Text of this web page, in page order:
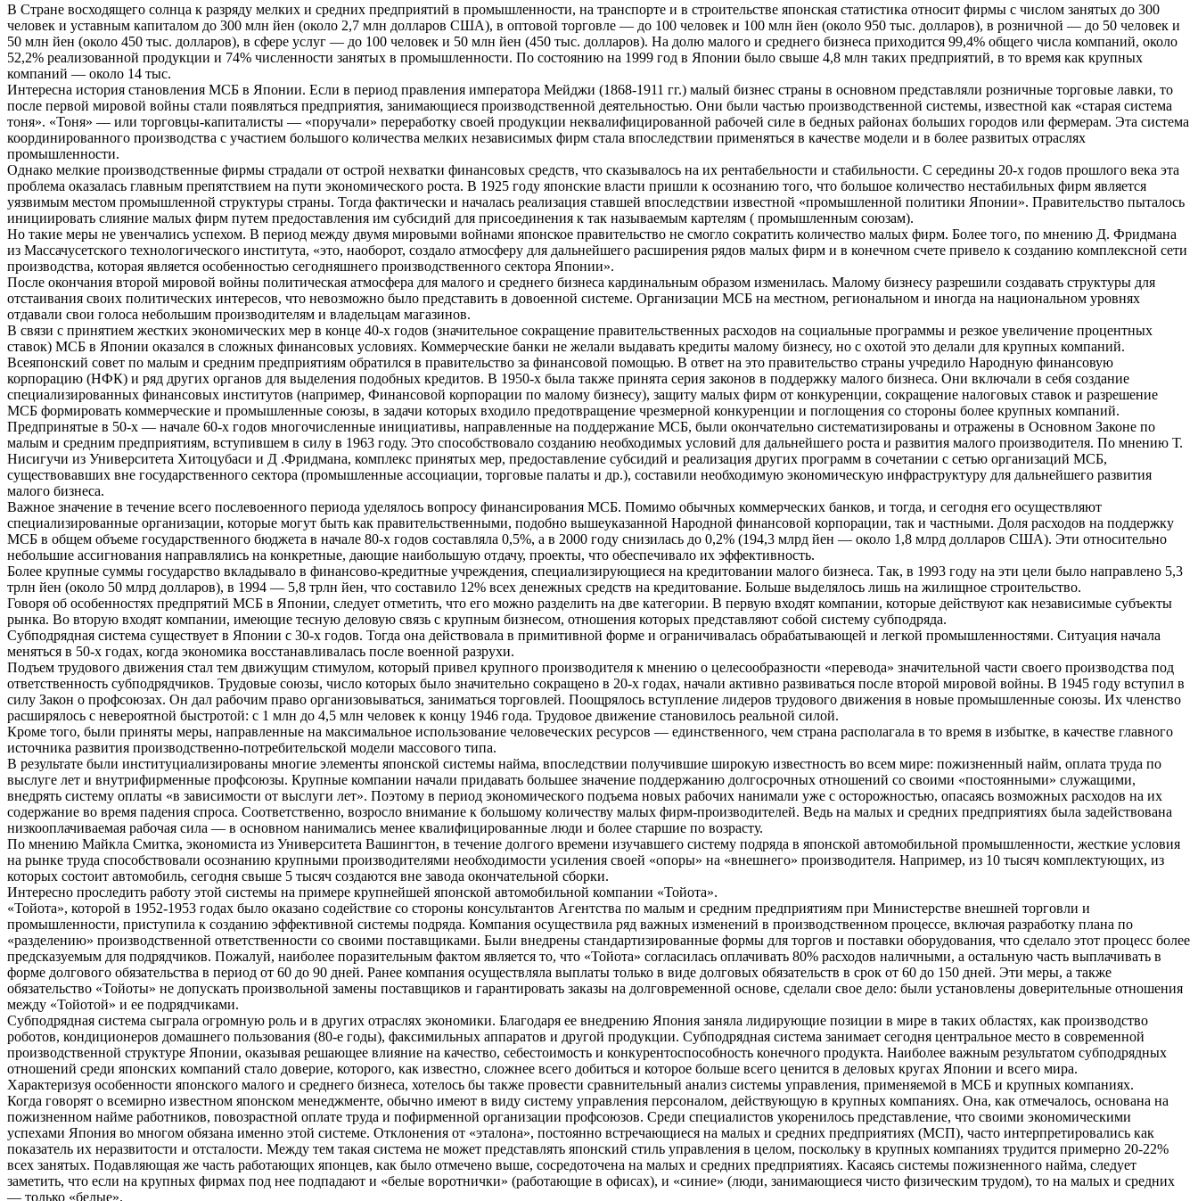
В Стране восходящего солнца к разряду мелких и средних предприятий в промышленности, на транспорте и в строительстве японская статистика относит фирмы с числом занятых до 300
человек и уставным капиталом до 300 млн йен (около 2,7 млн долларов США), в оптовой торговле — до 100 человек и 100 млн йен (около 950 тыс. долларов), в розничной — до 50 человек и
50 млн йен (около 450 тыс. долларов), в сфере услуг — до 100 человек и 50 млн йен (450 тыс. долларов). На долю малого и среднего бизнеса приходится 99,4% общего числа компаний, около
52,2% реализованной продукции и 74% численности занятых в промышленности. По состоянию на 1999 год в Японии было свыше 4,8 млн таких предприятий, в то время как крупных
компаний — около 14 тыс.
Интересна история становления МСБ в Японии. Если в период правления императора Мейджи (1868-1911 гг.) малый бизнес страны в основном представляли розничные торговые лавки, то
после первой мировой войны стали появляться предприятия, занимающиеся производственной деятельностью. Они были частью производственной системы, известной как «старая система
тоня». «Тоня» — или торговцы-капиталисты — «поручали» переработку своей продукции неквалифицированной рабочей силе в бедных районах больших городов или фермерам. Эта система
координированного производства с участием большого количества мелких независимых фирм стала впоследствии применяться в качестве модели и в более развитых отраслях
промышленности.
Однако мелкие производственные фирмы страдали от острой нехватки финансовых средств, что сказывалось на их рентабельности и стабильности. С середины 20-х годов прошлого века эта
проблема оказалась главным препятствием на пути экономического роста. В 1925 году японские власти пришли к осознанию того, что большое количество нестабильных фирм является
уязвимым местом промышленной структуры страны. Тогда фактически и началась реализация ставшей впоследствии известной «промышленной политики Японии». Правительство пыталось
инициировать слияние малых фирм путем предоставления им субсидий для присоединения к так называемым картелям ( промышленным союзам).
Но такие меры не увенчались успехом. В период между двумя мировыми войнами японское правительство не смогло сократить количество малых фирм. Более того, по мнению Д. Фридмана
из Массачусетского технологического института, «это, наоборот, создало атмосферу для дальнейшего расширения рядов малых фирм и в конечном счете привело к созданию комплексной сети
производства, которая является особенностью сегодняшнего производственного сектора Японии».
После окончания второй мировой войны политическая атмосфера для малого и среднего бизнеса кардинальным образом изменилась. Малому бизнесу разрешили создавать структуры для
отстаивания своих политических интересов, что невозможно было представить в довоенной системе. Организации МСБ на местном, региональном и иногда на национальном уровнях
отдавали свои голоса небольшим производителям и владельцам магазинов.
В связи с принятием жестких экономических мер в конце 40-х годов (значительное сокращение правительственных расходов на социальные программы и резкое увеличение процентных
ставок) МСБ в Японии оказался в сложных финансовых условиях. Коммерческие банки не желали выдавать кредиты малому бизнесу, но с охотой это делали для крупных компаний.
Всеяпонский совет по малым и средним предприятиям обратился в правительство за финансовой помощью. В ответ на это правительство страны учредило Народную финансовую
корпорацию (НФК) и ряд других органов для выделения подобных кредитов. В 1950-х была также принята серия законов в поддержку малого бизнеса. Они включали в себя создание
специализированных финансовых институтов (например, Финансовой корпорации по малому бизнесу), защиту малых фирм от конкуренции, сокращение налоговых ставок и разрешение
МСБ формировать коммерческие и промышленные союзы, в задачи которых входило предотвращение чрезмерной конкуренции и поглощения со стороны более крупных компаний.
Предпринятые в 50-х — начале 60-х годов многочисленные инициативы, направленные на поддержание МСБ, были окончательно систематизированы и отражены в Основном Законе по
малым и средним предприятиям, вступившем в силу в 1963 году. Это способствовало созданию необходимых условий для дальнейшего роста и развития малого производителя. По мнению Т.
Нисигучи из Университета Хитоцубаси и Д .Фридмана, комплекс принятых мер, предоставление субсидий и реализация других программ в сочетании с сетью организаций МСБ,
существовавших вне государственного сектора (промышленные ассоциации, торговые палаты и др.), составили необходимую экономическую инфраструктуру для дальнейшего развития
малого бизнеса.
Важное значение в течение всего послевоенного периода уделялось вопросу финансирования МСБ. Помимо обычных коммерческих банков, и тогда, и сегодня его осуществляют
специализированные организации, которые могут быть как правительственными, подобно вышеуказанной Народной финансовой корпорации, так и частными. Доля расходов на поддержку
МСБ в общем объеме государственного бюджета в начале 80-х годов составляла 0,5%, а в 2000 году снизилась до 0,2% (194,3 млрд йен — около 1,8 млрд долларов США). Эти относительно
небольшие ассигнования направлялись на конкретные, дающие наибольшую отдачу, проекты, что обеспечивало их эффективность.
Более крупные суммы государство вкладывало в финансово-кредитные учреждения, специализирующиеся на кредитовании малого бизнеса. Так, в 1993 году на эти цели было направлено 5,3
трлн йен (около 50 млрд долларов), в 1994 — 5,8 трлн йен, что составило 12% всех денежных средств на кредитование. Больше выделялось лишь на жилищное строительство.
Говоря об особенностях предпрятий МСБ в Японии, следует отметить, что его можно разделить на две категории. В первую входят компании, которые действуют как независимые субъекты
рынка. Во вторую входят компании, имеющие тесную деловую связь с крупным бизнесом, отношения которых представляют собой систему субподряда.
Субподрядная система существует в Японии с 30-х годов. Тогда она действовала в примитивной форме и ограничивалась обрабатывающей и легкой промышленностями. Ситуация начала
меняться в 50-х годах, когда экономика восстанавливалась после военной разрухи.
Подъем трудового движения стал тем движущим стимулом, который привел крупного производителя к мнению о целесообразности «перевода» значительной части своего производства под
ответственность субподрядчиков. Трудовые союзы, число которых было значительно сокращено в 20-х годах, начали активно развиваться после второй мировой войны. В 1945 году вступил в
силу Закон о профсоюзах. Он дал рабочим право организовываться, заниматься торговлей. Поощрялось вступление лидеров трудового движения в новые промышленные союзы. Их членство
расширялось с невероятной быстротой: с 1 млн до 4,5 млн человек к концу 1946 года. Трудовое движение становилось реальной силой.
Кроме того, были приняты меры, направленные на максимальное использование человеческих ресурсов — единственного, чем страна располагала в то время в избытке, в качестве главного
источника развития производственно-потребительской модели массового типа.
В результате были институциализированы многие элементы японской системы найма, впоследствии получившие широкую известность во всем мире: пожизненный найм, оплата труда по
выслуге лет и внутрифирменные профсоюзы. Крупные компании начали придавать большее значение поддержанию долгосрочных отношений со своими «постоянными» служащими,
внедрять систему оплаты «в зависимости от выслуги лет». Поэтому в период экономического подъема новых рабочих нанимали уже с осторожностью, опасаясь возможных расходов на их
содержание во время падения спроса. Соответственно, возросло внимание к большому количеству малых фирм-производителей. Ведь на малых и средних предприятиях была задействована
низкооплачиваемая рабочая сила — в основном нанимались менее квалифицированные люди и более старшие по возрасту.
По мнению Майкла Смитка, экономиста из Университета Вашингтон, в течение долгого времени изучавшего систему подряда в японской автомобильной промышленности, жесткие условия
на рынке труда способствовали осознанию крупными производителями необходимости усиления своей «опоры» на «внешнего» производителя. Например, из 10 тысяч комплектующих, из
которых состоит автомобиль, сегодня свыше 5 тысяч создаются вне завода окончательной сборки.
Интересно проследить работу этой системы на примере крупнейшей японской автомобильной компании «Тойота».
«Тойота», которой в 1952-1953 годах было оказано содействие со стороны консультантов Агентства по малым и средним предприятиям при Министерстве внешней торговли и
промышленности, приступила к созданию эффективной системы подряда. Компания осуществила ряд важных изменений в производственном процессе, включая разработку плана по
«разделению» производственной ответственности со своими поставщиками. Были внедрены стандартизированные формы для торгов и поставки оборудования, что сделало этот процесс более
предсказуемым для подрядчиков. Пожалуй, наиболее поразительным фактом является то, что «Тойота» согласилась оплачивать 80% расходов наличными, а остальную часть выплачивать в
форме долгового обязательства в период от 60 до 90 дней. Ранее компания осуществляла выплаты только в виде долговых обязательств в срок от 60 до 150 дней. Эти меры, а также
обязательство «Тойоты» не допускать произвольной замены поставщиков и гарантировать заказы на долговременной основе, сделали свое дело: были установлены доверительные отношения
между «Тойотой» и ее подрядчиками.
Субподрядная система сыграла огромную роль и в других отраслях экономики. Благодаря ее внедрению Япония заняла лидирующие позиции в мире в таких областях, как производство
роботов, кондиционеров домашнего пользования (80-е годы), факсимильных аппаратов и другой продукции. Субподрядная система занимает сегодня центральное место в современной
производственной структуре Японии, оказывая решающее влияние на качество, себестоимость и конкурентоспособность конечного продукта. Наиболее важным результатом субподрядных
отношений среди японских компаний стало доверие, которого, как известно, сложнее всего добиться и которое больше всего ценится в деловых кругах Японии и всего мира.
Характеризуя особенности японского малого и среднего бизнеса, хотелось бы также провести сравнительный анализ системы управления, применяемой в МСБ и крупных компаниях.
Когда говорят о всемирно известном японском менеджменте, обычно имеют в виду систему управления персоналом, действующую в крупных компаниях. Она, как отмечалось, основана на
пожизненном найме работников, повозрастной оплате труда и пофирменной организации профсоюзов. Среди специалистов укоренилось представление, что своими экономическими
успехами Япония во многом обязана именно этой системе. Отклонения от «эталона», постоянно встречающиеся на малых и средних предприятиях (МСП), часто интерпретировались как
показатель их неразвитости и отсталости. Между тем такая система не может представлять японский стиль управления в целом, поскольку в крупных компаниях трудится примерно 20-22%
всех занятых. Подавляющая же часть работающих японцев, как было отмечено выше, сосредоточена на малых и средних предприятиях. Касаясь системы пожизненного найма, следует
заметить, что если на крупных фирмах под нее подпадают и «белые воротнички» (работающие в офисах), и «синие» (люди, занимающиеся чисто физическим трудом), то на малых и средних
— только «белые».